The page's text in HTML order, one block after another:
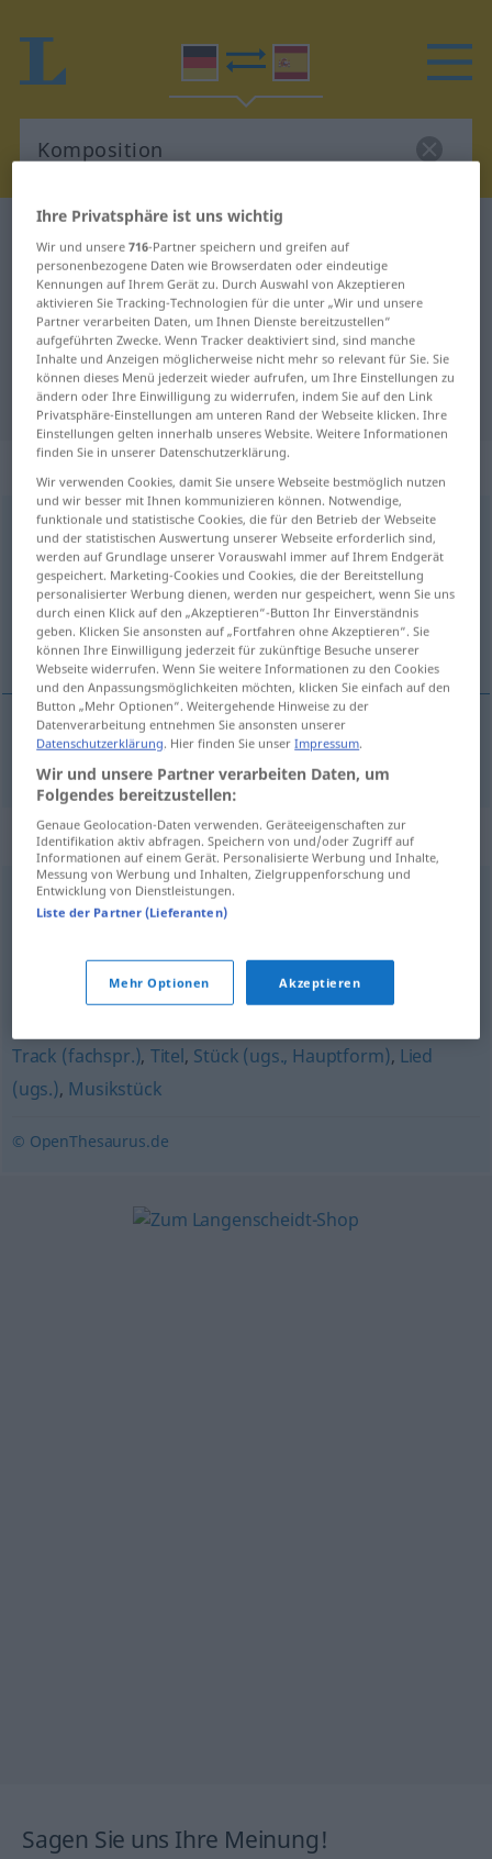
Deutsch-Spanisch Wörterbuch
Deutsch-Spanisch Übersetzung für
"Komposition"
"Komposition" Spanisch
Übersetzung
„Komposition“: Femininum
Kompositionf <Komposition;Kompositionen >
Übersicht aller Übersetzungen
(Für mehr Details die Übersetzung anklicken/antippen)
composición
composiciónf Komposition
Synonyme für "Komposition"
Zusammenstellung,Kombination
Positionierung,Arrangement,Anordnung
Track (fachspr.), Titel, Stück (ugs., Hauptform), Lied
(ugs.), Musikstück
© OpenThesaurus.de
Sagen Sie uns Ihre Meinung!
Ihre Privatsphäre ist uns wichtig
Wir und unsere716-Partner speichern und greifen auf
personenbezogene Daten wie Browserdaten oder eindeutige
Kennungen auf Ihrem Gerät zu. Durch Auswahl von Akzeptieren
aktivieren Sie Tracking-Technologien für die unter „Wir und unsere
Partner verarbeiten Daten, um Ihnen Dienste bereitzustellen“
aufgeführten Zwecke. Wenn Tracker deaktiviert sind, sind manche
Inhalte und Anzeigen möglicherweise nicht mehr so relevant für Sie. Sie
können dieses Menü jederzeit wieder aufrufen, um Ihre Einstellungen zu
ändern oder Ihre Einwilligung zu widerrufen, indem Sie auf den Link
Privatsphäre-Einstellungen am unteren Rand der Webseite klicken. Ihre
Einstellungen gelten innerhalb unseres Website. Weitere Informationen
finden Sie in unserer Datenschutzerklärung.
Wir verwenden Cookies, damit Sie unsere Webseite bestmöglich nutzen
und wir besser mit Ihnen kommunizieren können. Notwendige,
funktionale und statistische Cookies, die für den Betrieb der Webseite
und der statistischen Auswertung unserer Webseite erforderlich sind,
werden auf Grundlage unserer Vorauswahl immer auf Ihrem Endgerät
gespeichert. Marketing-Cookies und Cookies, die der Bereitstellung
personalisierter Werbung dienen, werden nur gespeichert, wenn Sie uns
durch einen Klick auf den „Akzeptieren“-Button Ihr Einverständnis
geben. Klicken Sie ansonsten auf „Fortfahren ohne Akzeptieren“. Sie
können Ihre Einwilligung jederzeit für zukünftige Besuche unserer
Webseite widerrufen. Wenn Sie weitere Informationen zu den Cookies
und den Anpassungsmöglichkeiten möchten, klicken Sie einfach auf den
Button „Mehr Optionen“. Weitergehende Hinweise zu der
Datenverarbeitung entnehmen Sie ansonsten unserer
Datenschutzerklärung. Hier finden Sie unserImpressum.
Wir und unsere Partner verarbeiten Daten, um
Folgendes bereitzustellen:
Genaue Geolocation-Daten verwenden. Geräteeigenschaften zur
Identifikation aktiv abfragen. Speichern von und/oder Zugriff auf
Informationen auf einem Gerät. Personalisierte Werbung und Inhalte,
Messung von Werbung und Inhalten, Zielgruppenforschung und
Entwicklung von Dienstleistungen.
Liste der Partner (Lieferanten)
Mehr Optionen Akzeptieren